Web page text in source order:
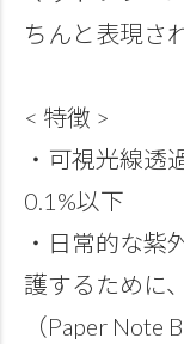
ちんと表現さ
< 特徴 >
・可視光線透
0.1%以下
・日常的な紫
護するために
（Paper Note